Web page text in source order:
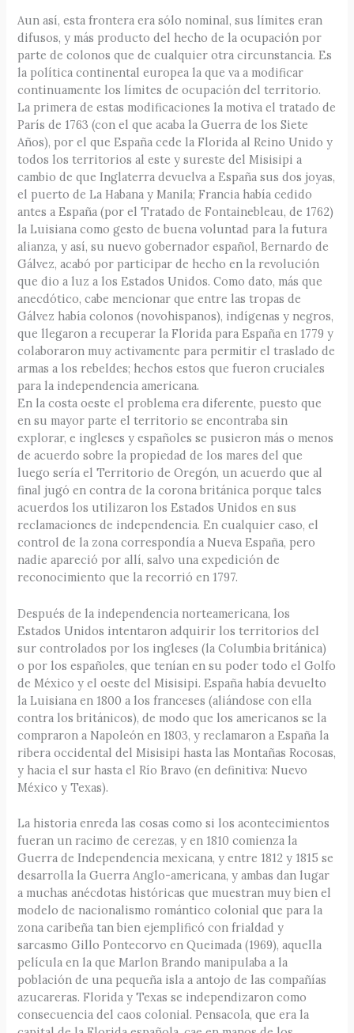
Aun así, esta frontera era sólo nominal, sus límites eran
difusos, y más producto del hecho de la ocupación por
parte de colonos que de cualquier otra circunstancia. Es
la política continental europea la que va a modificar
continuamente los límites de ocupación del territorio.
La primera de estas modificaciones la motiva el tratado de
París de 1763 (con el que acaba la Guerra de los Siete
Años), por el que España cede la Florida al Reino Unido y
todos los territorios al este y sureste del Misisipi a
cambio de que Inglaterra devuelva a España sus dos joyas,
el puerto de La Habana y Manila; Francia había cedido
antes a España (por el Tratado de Fontainebleau, de 1762)
la Luisiana como gesto de buena voluntad para la futura
alianza, y así, su nuevo gobernador español, Bernardo de
Gálvez, acabó por participar de hecho en la revolución
que dio a luz a los Estados Unidos. Como dato, más que
anecdótico, cabe mencionar que entre las tropas de
Gálvez había colonos (novohispanos), indígenas y negros,
que llegaron a recuperar la Florida para España en 1779 y
colaboraron muy activamente para permitir el traslado de
armas a los rebeldes; hechos estos que fueron cruciales
para la independencia americana.
En la costa oeste el problema era diferente, puesto que
en su mayor parte el territorio se encontraba sin
explorar, e ingleses y españoles se pusieron más o menos
de acuerdo sobre la propiedad de los mares del que
luego sería el Territorio de Oregón, un acuerdo que al
final jugó en contra de la corona británica porque tales
acuerdos los utilizaron los Estados Unidos en sus
reclamaciones de independencia. En cualquier caso, el
control de la zona correspondía a Nueva España, pero
nadie apareció por allí, salvo una expedición de
reconocimiento que la recorrió en 1797.
Después de la independencia norteamericana, los
Estados Unidos intentaron adquirir los territorios del
sur controlados por los ingleses (la Columbia británica)
o por los españoles, que tenían en su poder todo el Golfo
de México y el oeste del Misisipi. España había devuelto
la Luisiana en 1800 a los franceses (aliándose con ella
contra los británicos), de modo que los americanos se la
compraron a Napoleón en 1803, y reclamaron a España la
ribera occidental del Misisipi hasta las Montañas Rocosas,
y hacia el sur hasta el Río Bravo (en definitiva: Nuevo
México y Texas).
La historia enreda las cosas como si los acontecimientos
fueran un racimo de cerezas, y en 1810 comienza la
Guerra de Independencia mexicana, y entre 1812 y 1815 se
desarrolla la Guerra Anglo-americana, y ambas dan lugar
a muchas anécdotas históricas que muestran muy bien el
modelo de nacionalismo romántico colonial que para la
zona caribeña tan bien ejemplificó con frialdad y
sarcasmo Gillo Pontecorvo en Queimada (1969), aquella
película en la que Marlon Brando manipulaba a la
población de una pequeña isla a antojo de las compañías
azucareras. Florida y Texas se independizaron como
consecuencia del caos colonial. Pensacola, que era la